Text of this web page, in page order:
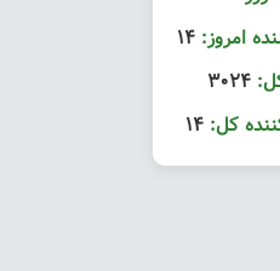
امروز: 14
3024
کل: 14